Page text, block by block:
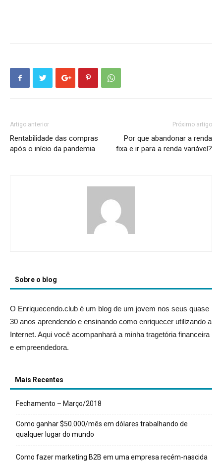
Artigo anterior
Rentabilidade das compras
após o início da pandemia
Próximo artigo
Por que abandonar a renda
fixa e ir para a renda variável?
Sobre o blog
O Enriquecendo.club é um blog de um jovem nos seus quase
30 anos aprendendo e ensinando como enriquecer utilizando a
Internet. Aqui você acompanhará a minha tragetória financeira
e empreendedora.
Mais Recentes
Fechamento – Março/2018
Como ganhar $50.000/mês em dólares trabalhando de
qualquer lugar do mundo
Como fazer marketing B2B em uma empresa recém-nascida